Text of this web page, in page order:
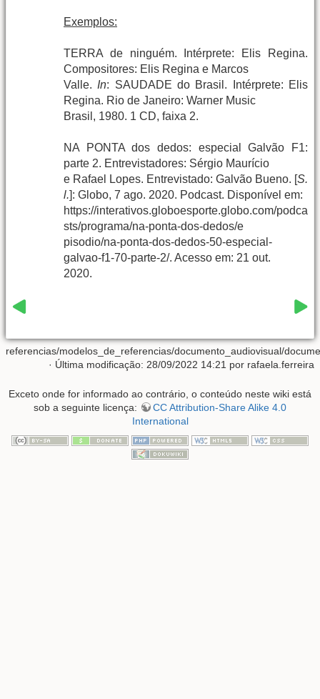
Exemplos:
TERRA de ninguém. Intérprete: Elis Regina.
Compositores: Elis Regina e Marcos
Valle. In: SAUDADE do Brasil. Intérprete: Elis
Regina. Rio de Janeiro: Warner Music
Brasil, 1980. 1 CD, faixa 2.
NA PONTA dos dedos: especial Galvão F1:
parte 2. Entrevistadores: Sérgio Maurício
e Rafael Lopes. Entrevistado: Galvão Bueno. [S.
l.]: Globo, 7 ago. 2020. Podcast. Disponível em:
https://interativos.globoesporte.globo.com/podca
sts/programa/na-ponta-dos-dedos/e
pisodio/na-ponta-dos-dedos-50-especial-
galvao-f1-70-parte-2/. Acesso em: 21 out.
2020.
referencias/modelos_de_referencias/documento_audiovisual/
· Última modificação: 28/09/2022 14:21 por rafaela.ferreira
Exceto onde for informado ao contrário, o conteúdo neste wiki está
sob a seguinte licença:
CC Attribution-Share Alike 4.0
International